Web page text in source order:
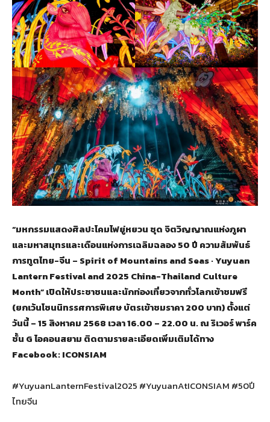
“มหกรรมแสดงศิลปะโคมไฟยู่หยวน ชุด จิตวิญญาณแห่งภูผา
และมหาสมุทรและเดือนแห่งการเฉลิมฉลอง 50 ปี ความสัมพันธ์
การทูตไทย-จีน – Spirit of Mountains and Seas · Yuyuan
Lantern Festival and 2025 China-Thailand Culture
Month” เปิดให้ประชาชนและนักท่องเที่ยวจากทั่วโลกเข้าชมฟรี
(ยกเว้นโซนนิทรรศการพิเศษ บัตรเข้าชมราคา 200 บาท) ตั้งแต่
วันนี้ – 15 สิงหาคม 2568 เวลา 16.00 – 22.00 น. ณ ริเวอร์ พาร์ค
ชั้น G ไอคอนสยาม ติดตามรายละเอียดเพิ่มเติมได้ทาง
Facebook: ICONSIAM
#YuyuanLanternFestival2025 #YuyuanAtICONSIAM #50ปี
ไทยจีน